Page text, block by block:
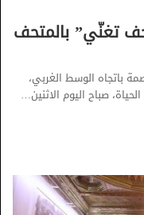
تغنّي” بالمتحف
باتجاه الوسط الغربي،
صباح اليوم الاثنين…